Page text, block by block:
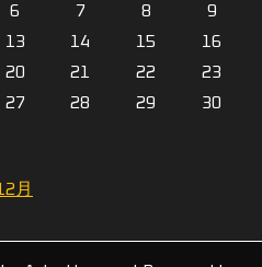
6 7 8
9
13 14 15
16
20 21 22
23
27 28 29
30
月